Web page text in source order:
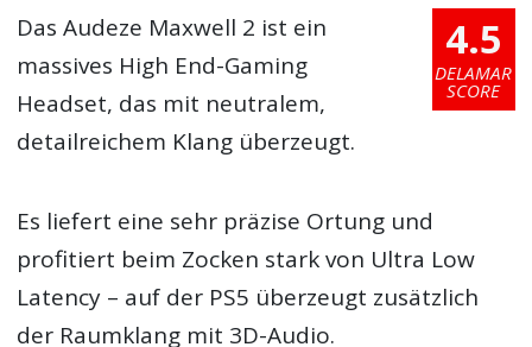
4.5
DELAMAR
SCORE
Das Audeze Maxwell 2 ist ein
massives High End-Gaming
Headset, das mit neutralem,
detailreichem Klang überzeugt.
Es liefert eine sehr präzise Ortung und
profitiert beim Zocken stark von Ultra Low
Latency – auf der PS5 überzeugt zusätzlich
der Raumklang mit 3D-Audio.